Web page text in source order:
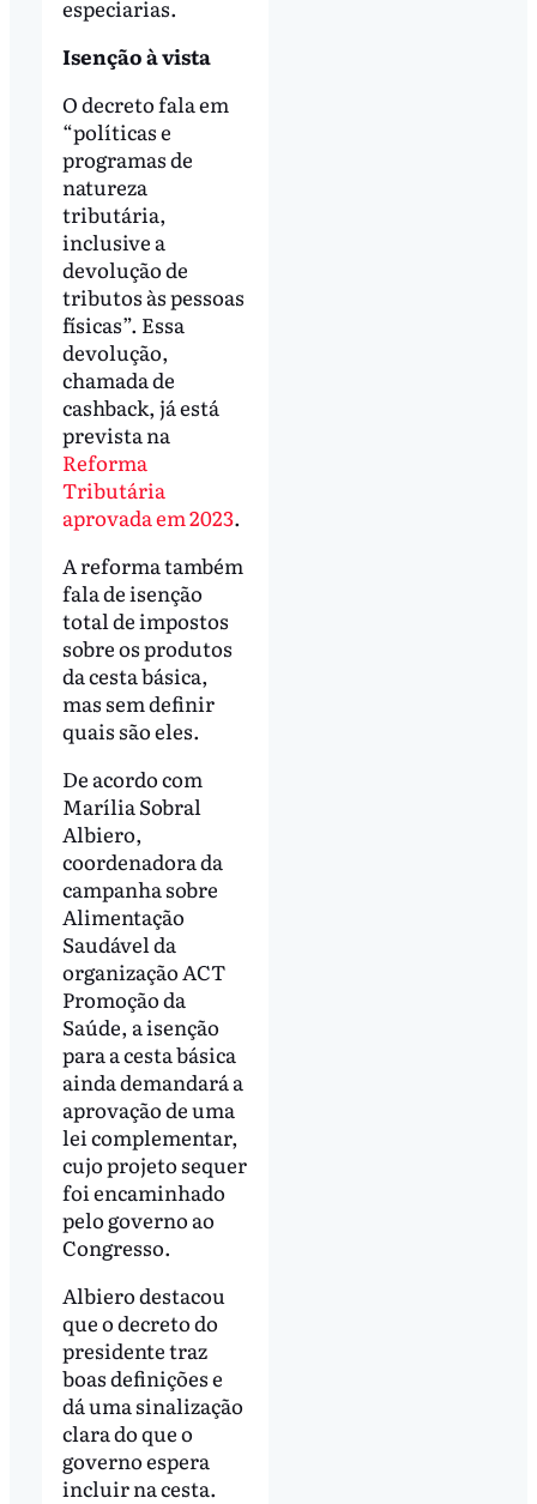
especiarias.
Isenção à vista
O decreto fala em
“políticas e
programas de
natureza
tributária,
inclusive a
devolução de
tributos às pessoas
físicas”. Essa
devolução,
chamada de
cashback, já está
prevista na
Reforma
Tributária
aprovada em 2023.
A reforma também
fala de isenção
total de impostos
sobre os produtos
da cesta básica,
mas sem definir
quais são eles.
De acordo com
Marília Sobral
Albiero,
coordenadora da
campanha sobre
Alimentação
Saudável da
organização ACT
Promoção da
Saúde, a isenção
para a cesta básica
ainda demandará a
aprovação de uma
lei complementar,
cujo projeto sequer
foi encaminhado
pelo governo ao
Congresso.
Albiero destacou
que o decreto do
presidente traz
boas definições e
dá uma sinalização
clara do que o
governo espera
incluir na cesta.